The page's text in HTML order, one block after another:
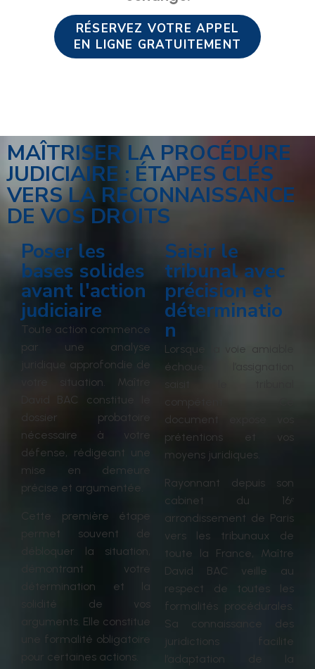
RÉSERVEZ VOTRE APPEL
EN LIGNE GRATUITEMENT
MAÎTRISER LA PROCÉDURE
JUDICIAIRE : ÉTAPES CLÉS
VERS LA RECONNAISSANCE
DE VOS DROITS
Poser les
bases solides
avant l'action
judiciaire
Toute action commence
par une analyse
juridique approfondie de
votre situation. Maître
David BAC constitue le
dossier probatoire
nécessaire à votre
défense, rédigeant une
mise en demeure
précise et argumentée.
Cette première étape
permet souvent de
débloquer la situation,
démontrant votre
détermination et la
solidité de vos
arguments. Elle constitue
une formalité obligatoire
pour certaines actions.
Saisir le
tribunal avec
précision et
déterminatio
n
Lorsque la voie amiable
échoue, l’assignation
document expose vos
prétentions et vos
moyens juridiques.
Rayonnant depuis son
cabinet du 16ᵉ
arrondissement de Paris
vers les tribunaux de
toute la France, Maître
David BAC veille au
respect de toutes les
formalités procédurales.
Sa connaissance des
juridictions facilite
l’adaptation de la